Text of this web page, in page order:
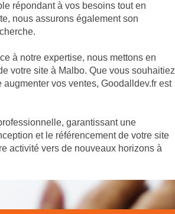
répondant à vos besoins tout en
nous assurons également son
à notre expertise, nous mettons en
votre site à Malbo. Que vous souhaitiez
vos ventes, Goodalldev.fr est
garantissant une
et le référencement de votre site
activité vers de nouveaux horizons à